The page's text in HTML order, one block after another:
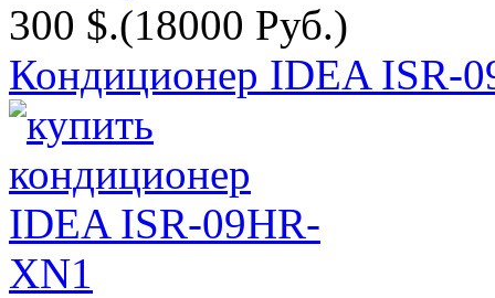
300 $.(18000 Руб.)
Кондиционер IDEA ISR-